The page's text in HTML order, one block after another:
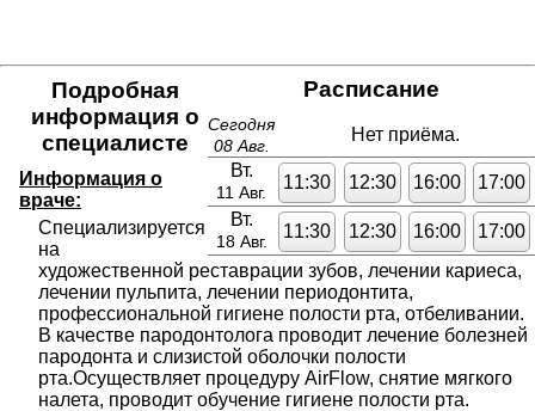
Расписание
Сегодня
08 Авг.
Нет приёма.
Вт.
11 Авг.
11:30 12:30 16:00
17:00
Вт.
18 Авг.
11:30 12:30 16:00 17:00
Подробная
информация о
специалисте
Информация о
враче:
Специализируется
на
художественной реставрации зубов, лечении кариеса,
лечении пульпита, лечении периодонтита,
профессиональной гигиене полости рта, отбеливании.
В качестве пародонтолога проводит лечение болезней
пародонта и слизистой оболочки полости
рта.Осуществляет процедуру AirFlow, снятие мягкого
налета, проводит обучение гигиене полости рта.